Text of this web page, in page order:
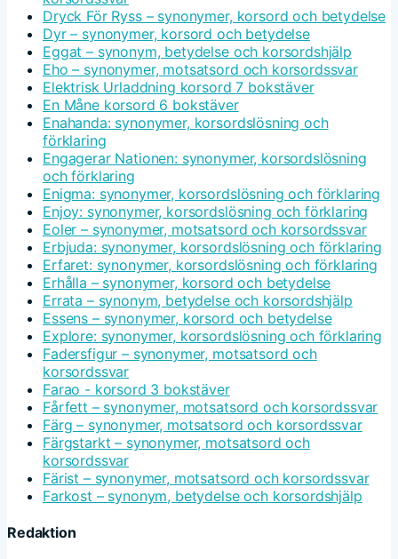
Dryck För Ryss – synonymer, korsord och betydelse
Dyr – synonymer, korsord och betydelse
Eggat – synonym, betydelse och korsordshjälp
Eho – synonymer, motsatsord och korsordssvar
Elektrisk Urladdning korsord 7 bokstäver
En Måne korsord 6 bokstäver
Enahanda: synonymer, korsordslösning och
förklaring
Engagerar Nationen: synonymer, korsordslösning
och förklaring
Enigma: synonymer, korsordslösning och förklaring
Enjoy: synonymer, korsordslösning och förklaring
Eoler – synonymer, motsatsord och korsordssvar
Erbjuda: synonymer, korsordslösning och förklaring
Erfaret: synonymer, korsordslösning och förklaring
Erhålla – synonymer, korsord och betydelse
Errata – synonym, betydelse och korsordshjälp
Essens – synonymer, korsord och betydelse
Explore: synonymer, korsordslösning och förklaring
Fadersfigur – synonymer, motsatsord och
korsordssvar
Farao - korsord 3 bokstäver
Fårfett – synonymer, motsatsord och korsordssvar
Färg – synonymer, motsatsord och korsordssvar
Färgstarkt – synonymer, motsatsord och
korsordssvar
Färist – synonymer, motsatsord och korsordssvar
Farkost – synonym, betydelse och korsordshjälp
Redaktion